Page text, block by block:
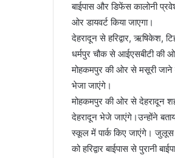
बाईपास और डिफेंस कालोनी
ओर डायवर्ट किया जाएगा।
देहरादून से हरिद्वार, ऋषिकेश,
धर्मपुर चौक से आईएसबीटी की
मोहकमपुर की ओर से मसूरी जाने
भेजा जाएंगे।
मोहकमपुर की ओर से देहरादून
देहरादून भेजे जाएंगे।उन्होंने
स्कूल में पार्क किए जाएंगे। जुलूस
को हरिद्वार बाईपास से पुरानी